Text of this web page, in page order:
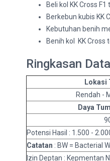
Beli kol KK Cross
Berkebun kubis KK
Kebutuhan benih
Benih kol KK Cross
Ringkasan
Lokasi
Rendah -
Daya
Potensi Hasil : 1.500 -
Catatan : BW = Bacterial
Izin Deptan : Kepmentan